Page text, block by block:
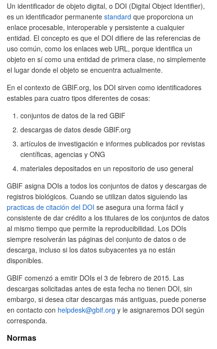
Un identificador de objeto digital, o DOI (Digital Object Identifier),
es un identificador permanente standard que proporciona un
enlace procesable, interoperable y persistente a cualquier
entidad. El concepto es que el DOI difiere de las referencias de
uso común, como los enlaces web URL, porque identifica un
objeto en sí como una entidad de primera clase, no simplemente
el lugar donde el objeto se encuentra actualmente.
En el contexto de GBIF.org, los DOI sirven como identificadores
estables para cuatro tipos diferentes de cosas:
conjuntos de datos de la red GBIF
descargas de datos desde GBIF.org
artículos de investigación e informes publicados por revistas
científicas, agencias y ONG
materiales depositados en un repositorio de uso general
GBIF asigna DOIs a todos los conjuntos de datos y descargas de
registros biológicos. Cuando se utilizan datos siguiendo las
practicas de citación del DOI se asegura una forma fácil y
consistente de dar crédito a los titulares de los conjuntos de datos
al mismo tiempo que permite la reproducibilidad. Los DOIs
siempre resolverán las páginas del conjunto de datos o de
descarga, incluso si los datos subyacentes ya no están
disponibles.
GBIF comenzó a emitir DOIs el 3 de febrero de 2015. Las
descargas solicitadas antes de esta fecha no tienen DOI, sin
embargo, si desea citar descargas más antiguas, puede ponerse
en contacto con helpdesk@gbif.org y le asignaremos DOI según
corresponda.
Normas